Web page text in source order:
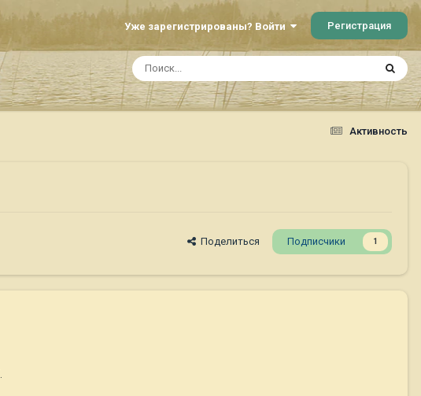
Уже зарегистрированы? Войти Регистрация
Активность
Поделиться Подписчики 1